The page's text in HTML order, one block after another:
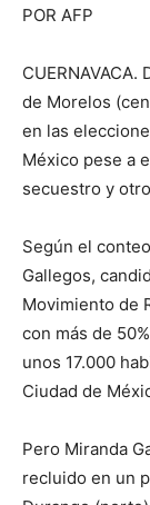
POR AFP
de Morelos
en las
México pese a
secuestro y
Según el
Gallegos,
Movimiento de
con más de
unos 17.000
Ciudad de
Pero Miranda
recluido en un